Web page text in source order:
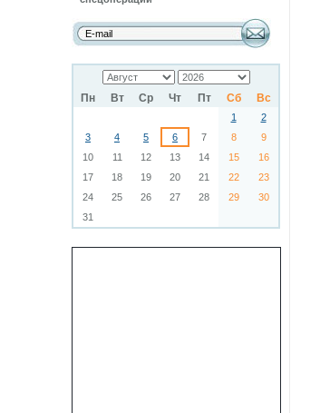
Пн Вт Ср Чт Пт Сб Вс
1
2
3
4 5 6 7 8
9
10
11 12 13 14 15
16
17
18 19 20 21 22
23
24
25 26 27 28 29
30
31